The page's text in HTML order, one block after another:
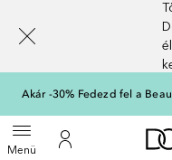
Akár -30% Fedezd fel a
MenüMenü megnyitása
A fiókomhoz